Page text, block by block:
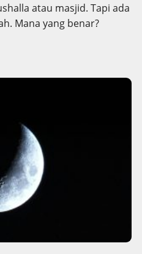
atau masjid. Tapi ada
Mana yang benar?